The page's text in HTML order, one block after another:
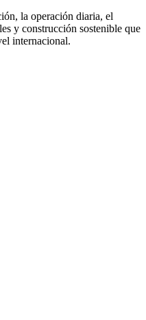
la operación diaria, el
y construcción sostenible que
internacional.